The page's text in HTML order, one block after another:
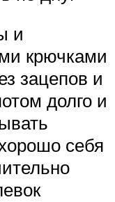
и
крючками
зацепов и
долго и
себя